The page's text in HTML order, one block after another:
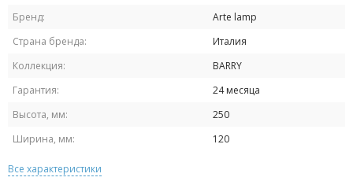
Бренд:
Arte lamp
Страна бренда:
Италия
Коллекция:
BARRY
Гарантия:
24 месяца
Высота, мм:
250
Ширина, мм:
120
Все характеристики